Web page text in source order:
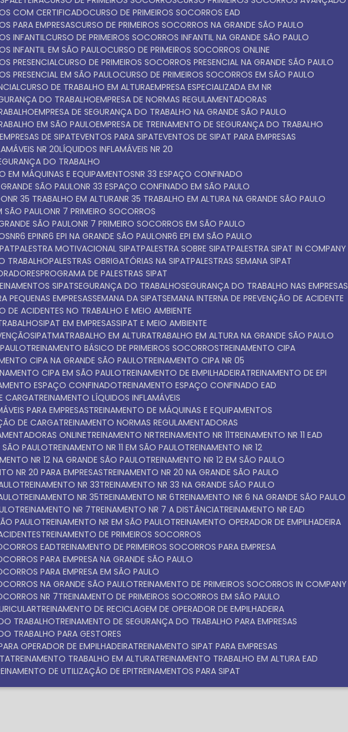
COM CERTIFICADO CURSO DE PRIMEIROS SOCORROS EAD
PARA EMPRESAS CURSO DE PRIMEIROS SOCORROS NA GRANDE SÃO PAULO
INFANTIL CURSO DE PRIMEIROS SOCORROS INFANTIL NA GRANDE SÃO PAULO
INFANTIL EM SÃO PAULO CURSO DE PRIMEIROS SOCORROS ONLINE
PRESENCIAL CURSO DE PRIMEIROS SOCORROS PRESENCIAL NA GRANDE SÃO PAULO
PRESENCIAL EM SÃO PAULO CURSO DE PRIMEIROS SOCORROS EM SÃO PAULO
CURSO DE TRABALHO EM ALTURA EMPRESA ESPECIALIZADA EM NR
DO TRABALHO EMPRESA DE NORMAS REGULAMENTADORAS
EMPRESA DE SEGURANÇA DO TRABALHO NA GRANDE SÃO PAULO
EM SÃO PAULO EMPRESA DE TREINAMENTO DE SEGURANÇA DO TRABALHO
EMPRESAS DE SIPAT EVENTOS PARA SIPAT EVENTOS DE SIPAT PARA EMPRESAS
NR 20 LÍQUIDOS INFLAMÁVEIS NR 20
DO TRABALHO
EM MÁQUINAS E EQUIPAMENTOS NR 33 ESPAÇO CONFINADO
SÃO PAULO NR 33 ESPAÇO CONFINADO EM SÃO PAULO
NR 35 TRABALHO EM ALTURA NR 35 TRABALHO EM ALTURA NA GRANDE SÃO PAULO
SÃO PAULO NR 7 PRIMEIRO SOCORROS
SÃO PAULO NR 7 PRIMEIRO SOCORROS EM SÃO PAULO
NR6 EPI NR6 EPI NA GRANDE SÃO PAULO NR6 EPI EM SÃO PAULO
PALESTRA MOTIVACIONAL SIPAT PALESTRA SOBRE SIPAT PALESTRA SIPAT IN COMPANY
TRABALHO PALESTRAS OBRIGATÓRIAS NA SIPAT PALESTRAS SEMANA SIPAT
PROGRAMA DE PALESTRAS SIPAT
SIPAT SEGURANÇA DO TRABALHO SEGURANÇA DO TRABALHO NAS EMPRESAS
PEQUENAS EMPRESAS SEMANA DA SIPAT SEMANA INTERNA DE PREVENÇÃO DE ACIDENTE
DE ACIDENTES NO TRABALHO E MEIO AMBIENTE
SIPAT EM EMPRESAS SIPAT E MEIO AMBIENTE
SIPATMA TRABALHO EM ALTURA TRABALHO EM ALTURA NA GRANDE SÃO PAULO
TREINAMENTO BÁSICO DE PRIMEIROS SOCORROS TREINAMENTO CIPA
CIPA NA GRANDE SÃO PAULO TREINAMENTO CIPA NR 05
CIPA EM SÃO PAULO TREINAMENTO DE EMPILHADEIRA TREINAMENTO DE EPI
ESPAÇO CONFINADO TREINAMENTO ESPAÇO CONFINADO EAD
CARGA TREINAMENTO LÍQUIDOS INFLAMÁVEIS
PARA EMPRESAS TREINAMENTO DE MÁQUINAS E EQUIPAMENTOS
DE CARGA TREINAMENTO NORMAS REGULAMENTADORAS
ONLINE TREINAMENTO NR TREINAMENTO NR 11 TREINAMENTO NR 11 EAD
SÃO PAULO TREINAMENTO NR 11 EM SÃO PAULO TREINAMENTO NR 12
NR 12 NA GRANDE SÃO PAULO TREINAMENTO NR 12 EM SÃO PAULO
NR 20 PARA EMPRESAS TREINAMENTO NR 20 NA GRANDE SÃO PAULO
TREINAMENTO NR 33 TREINAMENTO NR 33 NA GRANDE SÃO PAULO
TREINAMENTO NR 35 TREINAMENTO NR 6 TREINAMENTO NR 6 NA GRANDE SÃO PAULO
TREINAMENTO NR 7 TREINAMENTO NR 7 A DISTÂNCIA TREINAMENTO NR EAD
PAULO TREINAMENTO NR EM SÃO PAULO TREINAMENTO OPERADOR DE EMPILHADEIRA
TREINAMENTO DE PRIMEIROS SOCORROS
EAD TREINAMENTO DE PRIMEIROS SOCORROS PARA EMPRESA
PARA EMPRESA NA GRANDE SÃO PAULO
PARA EMPRESA EM SÃO PAULO
NA GRANDE SÃO PAULO TREINAMENTO DE PRIMEIROS SOCORROS IN COMPANY
NR 7 TREINAMENTO DE PRIMEIROS SOCORROS EM SÃO PAULO
TREINAMENTO DE RECICLAGEM DE OPERADOR DE EMPILHADEIRA
TRABALHO TREINAMENTO DE SEGURANÇA DO TRABALHO PARA EMPRESAS
TRABALHO PARA GESTORES
OPERADOR DE EMPILHADEIRA TREINAMENTO SIPAT PARA EMPRESAS
TREINAMENTO TRABALHO EM ALTURA TREINAMENTO TRABALHO EM ALTURA EAD
DE UTILIZAÇÃO DE EPI TREINAMENTOS PARA SIPAT